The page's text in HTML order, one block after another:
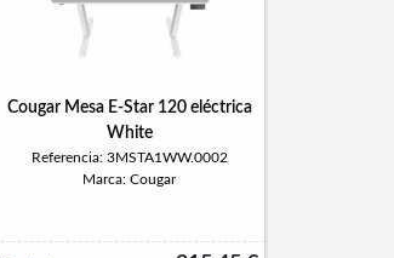
Cougar Mesa E-Star 120 eléctrica
White
Referencia: 3MSTA1WW.0002
Marca: Cougar